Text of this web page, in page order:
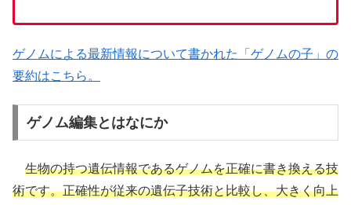
ゲノムによる最新情報について書かれた「ゲノムの子」の
要約はこちら。
ゲノム編集とはなにか
生物の持つ遺伝情報であるゲノムを正確に書き換える技
術です。正確性が従来の遺伝子技術と比較し、大きく向上